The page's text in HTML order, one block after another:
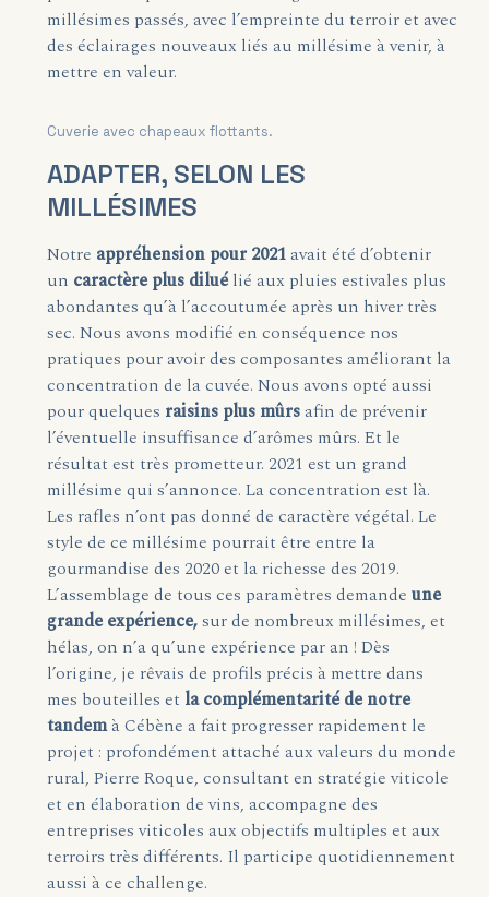
millésimes passés, avec l’empreinte du terroir et avec
des éclairages nouveaux liés au millésime à venir, à
mettre en valeur.
Cuverie avec chapeaux flottants.
ADAPTER, SELON LES
MILLÉSIMES
Notre appréhension pour 2021avait été d’obtenir
un caractère plus dilué lié aux pluies estivales plus
abondantes qu’à l’accoutumée après un hiver très
sec. Nous avons modifié en conséquence nos
pratiques pour avoir des composantes améliorant la
concentration de la cuvée. Nous avons opté aussi
pour quelques raisins plus mûrsafin de prévenir
l’éventuelle insuffisance d’arômes mûrs. Et le
résultat est très prometteur. 2021 est un grand
millésime qui s’annonce. La concentration est là.
Les rafles n’ont pas donné de caractère végétal. Le
style de ce millésime pourrait être entre la
gourmandise des 2020 et la richesse des 2019.
L’assemblage de tous ces paramètres demande une
grande expérience,sur de nombreux millésimes, et
hélas, on n’a qu’une expérience par an ! Dès
l’origine, je rêvais de profils précis à mettre dans
mes bouteilles et la complémentarité de notre
tandemà Cébène a fait progresser rapidement le
projet : profondément attaché aux valeurs du monde
rural, Pierre Roque, consultant en stratégie viticole
et en élaboration de vins, accompagne des
entreprises viticoles aux objectifs multiples et aux
terroirs très différents. Il participe quotidiennement
aussi à ce challenge.